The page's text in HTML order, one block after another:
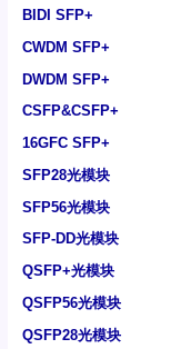
BIDI SFP+
CWDM SFP+
DWDM SFP+
CSFP&CSFP+
16GFC SFP+
SFP28光模块
SFP56光模块
SFP-DD光模块
QSFP+光模块
QSFP56光模块
QSFP28光模块